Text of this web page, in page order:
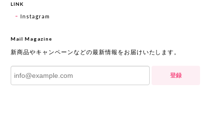
LINK
Instagram
Mail Magazine
新商品やキャンペーンなどの最新情報をお届けいたします。
登録